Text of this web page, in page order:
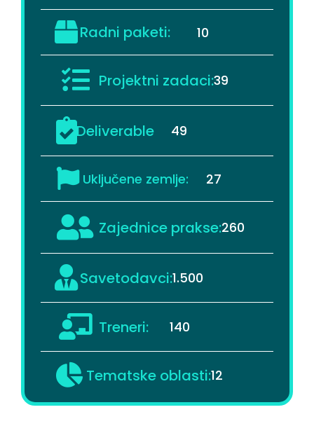
Radni paketi: 10
Projektni zadaci:39
Deliverable 49
Uključene zemlje: 27
Zajednice prakse:260
Savetodavci:1.500
Treneri: 140
Tematske oblasti:12